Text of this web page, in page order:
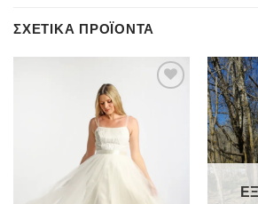
ΣΧΕΤΙΚΆ ΠΡΟΪΌΝΤΑ